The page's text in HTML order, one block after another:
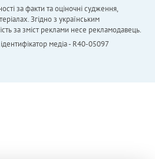
за факти та оціночні судження,
Згідно з українським
за зміст реклами несе рекламодавець.
медіа - R40-05097